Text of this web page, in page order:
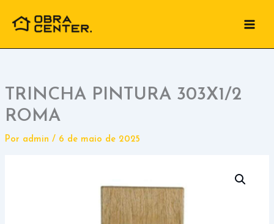
para
conteúdo
TRINCHA PINTURA 303X1/2
ROMA
Por admin / 6 de maio de 2025